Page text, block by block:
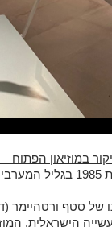
במוזיאון הפתוח
של סטף
מודרכים.
כוללת מספר